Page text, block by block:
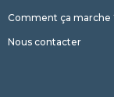
Comment ça marche
Nous contacter